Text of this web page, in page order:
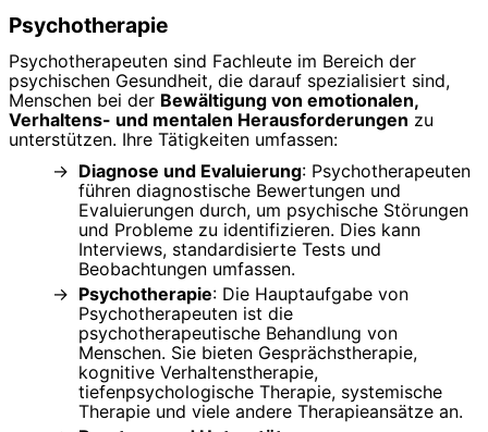
Psychotherapie
Psychotherapeuten sind Fachleute im Bereich der
psychischen Gesundheit, die darauf spezialisiert sind,
Menschen bei der Bewältigung von emotionalen,
Verhaltens- und mentalen Herausforderungen zu
unterstützen. Ihre Tätigkeiten umfassen:
Diagnose und Evaluierung: Psychotherapeuten
führen diagnostische Bewertungen und
Evaluierungen durch, um psychische Störungen
und Probleme zu identifizieren. Dies kann
Interviews, standardisierte Tests und
Beobachtungen umfassen.
Psychotherapie: Die Hauptaufgabe von
Psychotherapeuten ist die
psychotherapeutische Behandlung von
Menschen. Sie bieten Gesprächstherapie,
kognitive Verhaltenstherapie,
tiefenpsychologische Therapie, systemische
Therapie und viele andere Therapieansätze an.